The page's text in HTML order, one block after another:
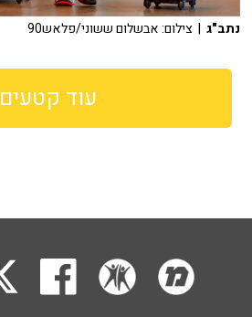
נתב"ג | צילום: אבשלום ששוני/פלאש90
עוד קטעים